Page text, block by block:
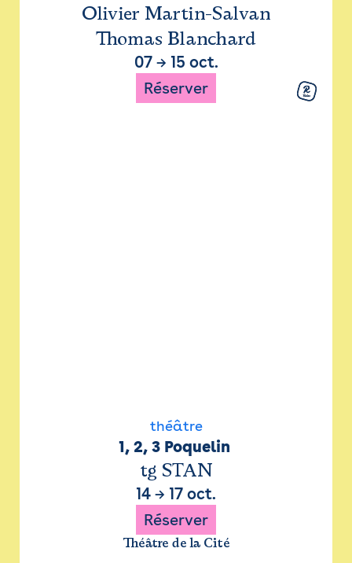
Olivier Martin-Salvan
Thomas Blanchard
07→ 15 oct.
Réserver
théâtre
1, 2, 3 Poquelin
tg STAN
14 → 17 oct.
Réserver
Théâtre de la Cité